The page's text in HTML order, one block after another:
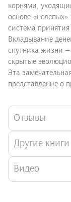
корнями,
основе
система
Вкладывание
спутника жизни
скрытые
Эта
представление о
Отзывы
Другие
Видео